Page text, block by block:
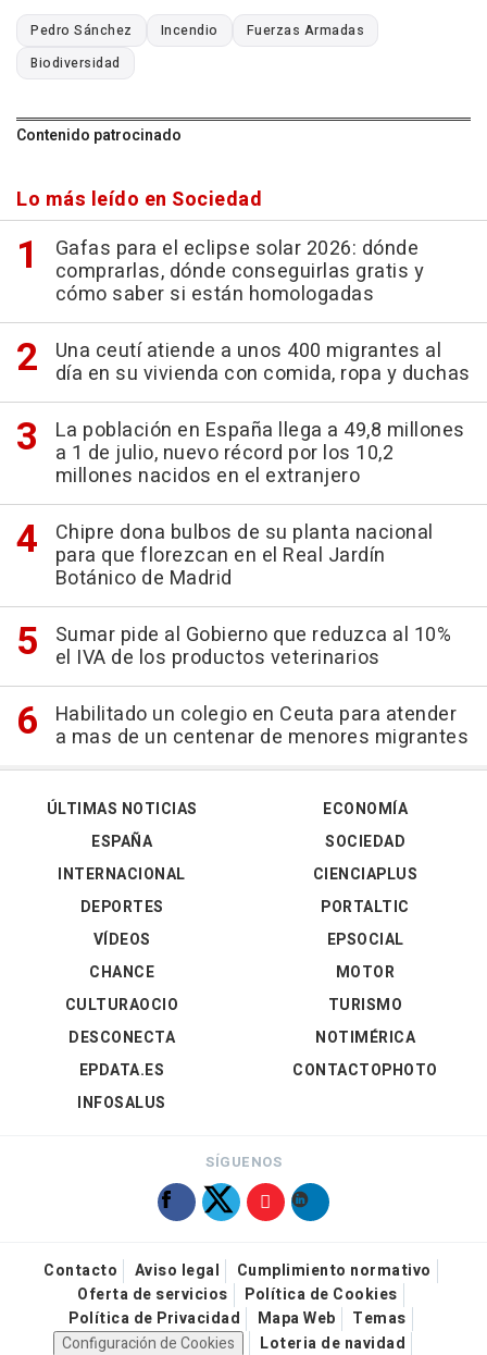
Pedro Sánchez Incendio
Fuerzas Armadas
Biodiversidad
Contenido patrocinado
Lo más leído en Sociedad
Gafas para el eclipse solar 2026: dónde
comprarlas, dónde conseguirlas gratis y
cómo saber si están homologadas
Una ceutí atiende a unos 400 migrantes al
día en su vivienda con comida, ropa y duchas
La población en España llega a 49,8 millones
a 1 de julio, nuevo récord por los 10,2
millones nacidos en el extranjero
Chipre dona bulbos de su planta nacional
para que florezcan en el Real Jardín
Botánico de Madrid
Sumar pide al Gobierno que reduzca al 10%
el IVA de los productos veterinarios
Habilitado un colegio en Ceuta para atender
a mas de un centenar de menores migrantes
ÚLTIMAS NOTICIAS
ESPAÑA
INTERNACIONAL
DEPORTES
VÍDEOS
ECONOMÍA
SOCIEDAD
CIENCIAPLUS
PORTALTIC
EPSOCIAL
CHANCE
CULTURAOCIO
DESCONECTA
EPDATA.ES
INFOSALUS
MOTOR
TURISMO
NOTIMÉRICA
CONTACTOPHOTO
SÍGUENOS
Contacto Aviso legal
Cumplimiento normativo
Oferta de servicios
Política de Cookies
Política de Privacidad
Mapa Web
Temas
Configuración de Cookies
Loteria de navidad